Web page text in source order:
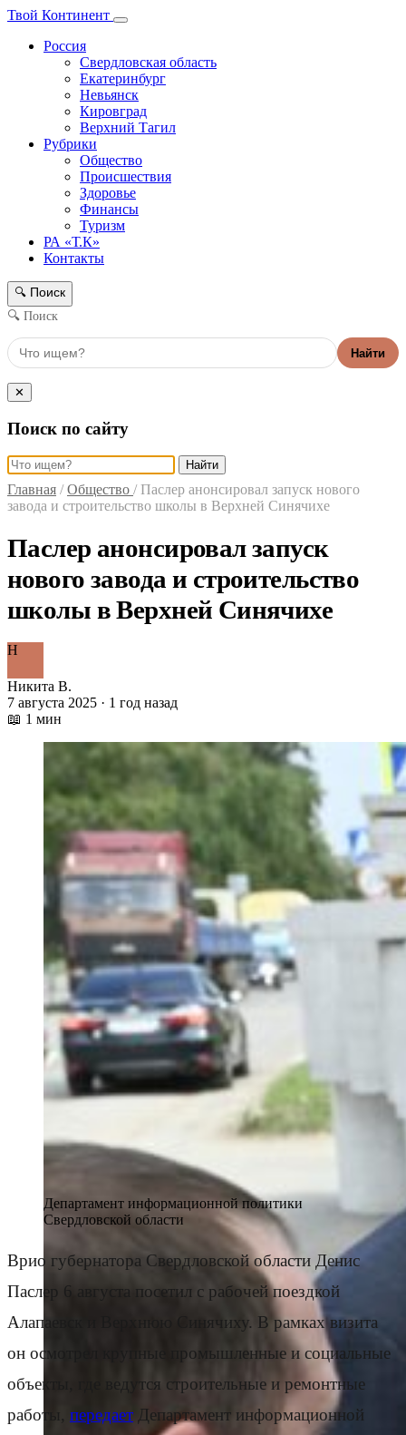
Твой Континент
Россия
Свердловская область
Екатеринбург
Невьянск
Кировград
Верхний Тагил
Рубрики
Общество
Происшествия
Здоровье
Финансы
Туризм
РА «Т.К»
Контакты
🔍 Поиск
🔍 Поиск
Найти
✕
Поиск по сайту
Найти
Главная / Общество / Паслер анонсировал запуск нового
завода и строительство школы в Верхней Синячихе
Паслер анонсировал запуск
нового завода и строительство
школы в Верхней Синячихе
Н
Никита В.
7 августа 2025 · 1 год назад
📖 1 мин
Департамент информационной политики
Свердловской области
Врио губернатора Свердловской области Денис
Паслер 6 августа посетил с рабочей поездкой
Алапаевск и Верхнюю Синячиху. В рамках визита
он осмотрел крупные промышленные и социальные
объекты, где ведутся строительные и ремонтные
работы, передает Департамент информационной